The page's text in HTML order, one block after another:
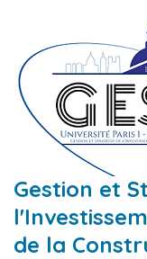
contenu
(Pressez
Entrée)
Gestion et
de la